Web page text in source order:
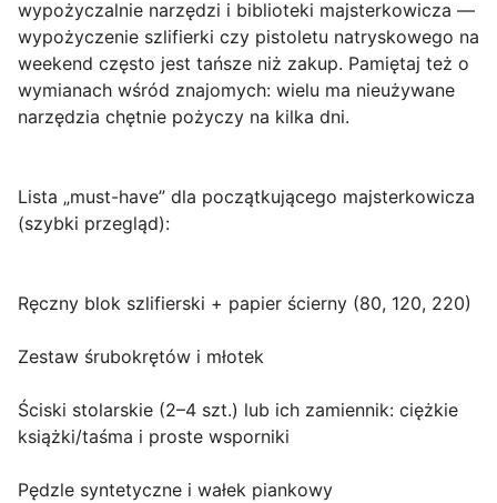
wypożyczalnie narzędzi i biblioteki majsterkowicza —
wypożyczenie szlifierki czy pistoletu natryskowego na
weekend często jest tańsze niż zakup. Pamiętaj też o
wymianach wśród znajomych: wielu ma nieużywane
narzędzia chętnie pożyczy na kilka dni.
Lista „must-have” dla początkującego majsterkowicza
(szybki przegląd):
Ręczny blok szlifierski + papier ścierny (80, 120, 220)
Zestaw śrubokrętów i młotek
Ściski stolarskie (2–4 szt.) lub ich zamiennik: ciężkie
książki/taśma i proste wsporniki
Pędzle syntetyczne i wałek piankowy